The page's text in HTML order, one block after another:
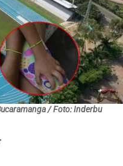
/ Foto: Inderbu